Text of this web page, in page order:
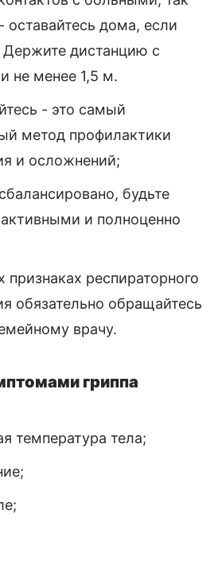
дома, если
дистанцию с
не менее 1,5 м.
- это самый
метод профилактики
и осложнений;
будьте
и полноценно
признаках респираторного
обязательно обращайтесь
врачу.
гриппа
температура тела;